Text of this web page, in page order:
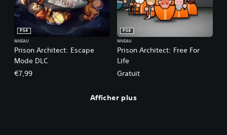
Prison Architect: Escape
Mode DLC
PS4
NIVEAU
€7,99
Prison Architect: Free For
Life
PS4
NIVEAU
Gratuit
Afficher plus